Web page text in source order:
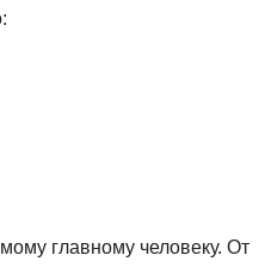
главному человеку. От